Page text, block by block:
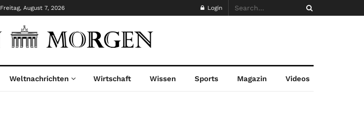
Freitag, August 7, 2026 Login
Weltnachrichten Wirtschaft Wissen Sports Magazin Videos